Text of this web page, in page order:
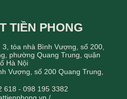
TIỀN PHONG
tòa nhà Bình Vượng, số 200,
phường Quang Trung, quận
Hà Nội
Vượng, số 200 Quang Trung,
618 - 098 195 3382